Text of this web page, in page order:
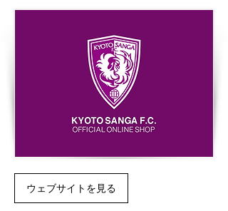
ウェブサイトを見る